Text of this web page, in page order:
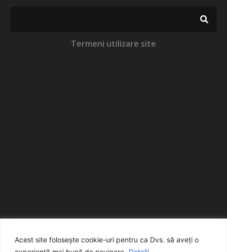
Acest site folosește cookie-uri pentru ca Dvs. să aveți o
Termeni utilizare site